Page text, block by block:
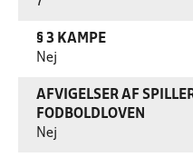
§ 3 KAMPE
Nej
AFVIGELSER AF
FODBOLDLOVEN
Nej